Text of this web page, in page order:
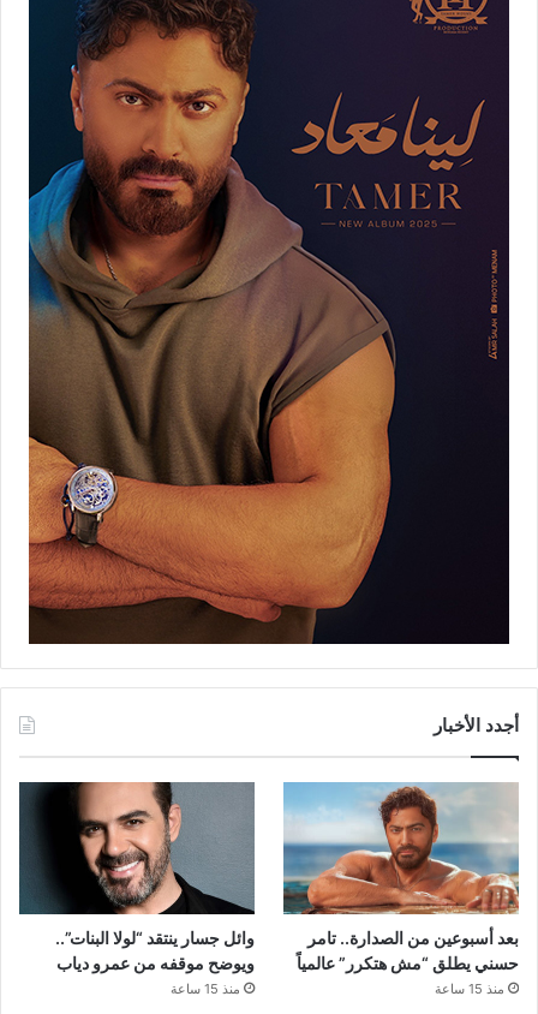
أجدد الأخبار
بعد أسبوعين من الصدارة.. تامر
حسني يطلق “مش هتكرر” عالمياً
منذ 15 ساعة
وائل جسار ينتقد “لولا البنات”..
ويوضح موقفه من عمرو دياب
منذ 15 ساعة